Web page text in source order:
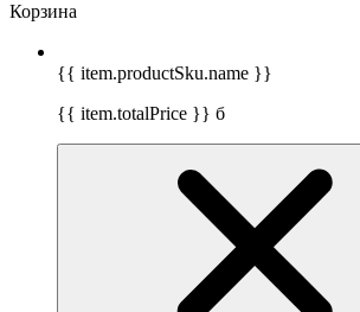
Корзина
{{ item.productSku.name }}
{{ item.totalPrice }} б